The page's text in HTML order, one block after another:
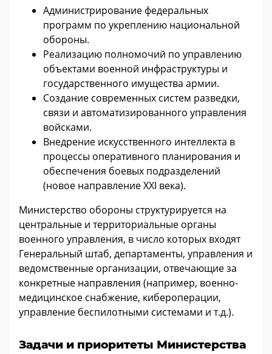
Администрирование федеральных
программ по укреплению национальной
обороны.
Реализацию полномочий по управлению
объектами военной инфраструктуры и
государственного имущества армии.
Создание современных систем разведки,
связи и автоматизированного управления
войсками.
Внедрение искусственного интеллекта в
процессы оперативного планирования и
обеспечения боевых подразделений
(новое направление XXI века).
Министерство обороны структурируется на
центральные и территориальные органы
военного управления, в число которых входят
Генеральный штаб, департаменты, управления и
ведомственные организации, отвечающие за
конкретные направления (например, военно-
медицинское снабжение, кибероперации,
управление беспилотными системами и т.д.).
Задачи и приоритеты Министерства